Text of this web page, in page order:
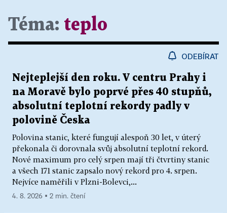
Téma: teplo
ODEBÍRAT
Nejteplejší den roku. V centru Prahy i
na Moravě bylo poprvé přes 40 stupňů,
absolutní teplotní rekordy padly v
polovině Česka
Polovina stanic, které fungují alespoň 30 let, v úterý
překonala či dorovnala svůj absolutní teplotní rekord.
Nové maximum pro celý srpen mají tři čtvrtiny stanic
a všech 171 stanic zapsalo nový rekord pro 4. srpen.
Nejvíce naměřili v Plzni-Bolevci,...
4. 8. 2026 ▪ 2 min. čtení